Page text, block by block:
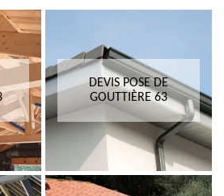
DEVIS POSE DE
GOUTTIÈRE 63